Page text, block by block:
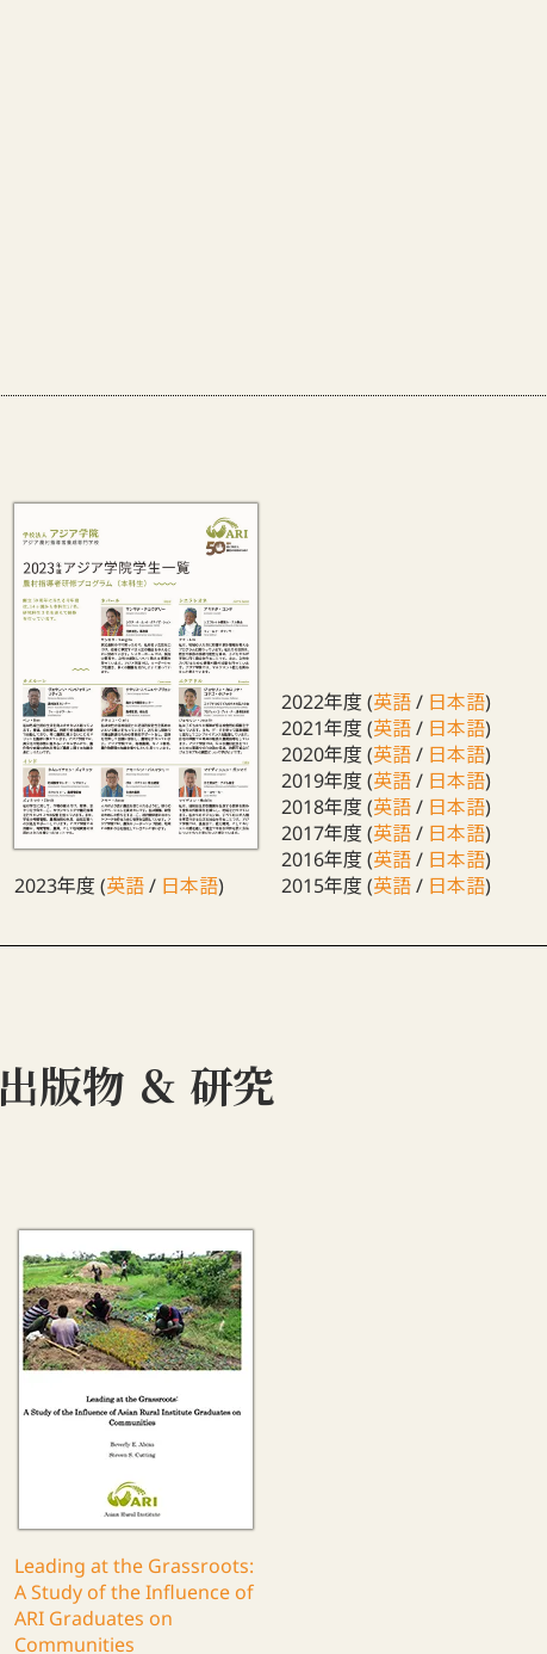
2023年度 (英語/ 日本語)
2022年度 (英語/ 日本語)
2021年度 (英語/ 日本語)
2020年度 (英語/ 日本語)
2019年度 (英語/ 日本語)
2018年度 (英語/ 日本語)
2017年度 (英語/ 日本語)
2016年度 (英語/ 日本語)
2015年度 (英語/ 日本語)
出版物 ＆ 研究
Leading at the Grassroots:
A Study of the Influence of
ARI Graduates on
Communities